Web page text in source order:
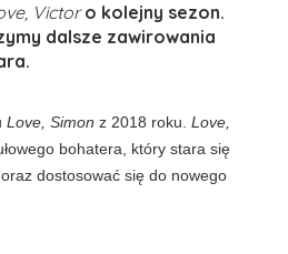
Victoro kolejny sezon.
dalsze zawirowania
Love, Simon z 2018 roku. Love,
bohatera, który stara się
dostosować się do nowego